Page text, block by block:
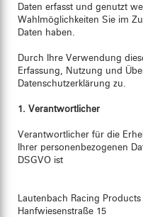
Daten erfasst und genutzt
Wahlmöglichkeiten Sie im
Daten haben.
Durch Ihre Verwendung
Erfassung, Nutzung und
Datenschutzerklärung zu.
1. Verantwortlicher
Verantwortlicher für die
Ihrer personenbezogenen
DSGVO ist
Lautenbach Racing Products
Hanfwiesenstraße 15